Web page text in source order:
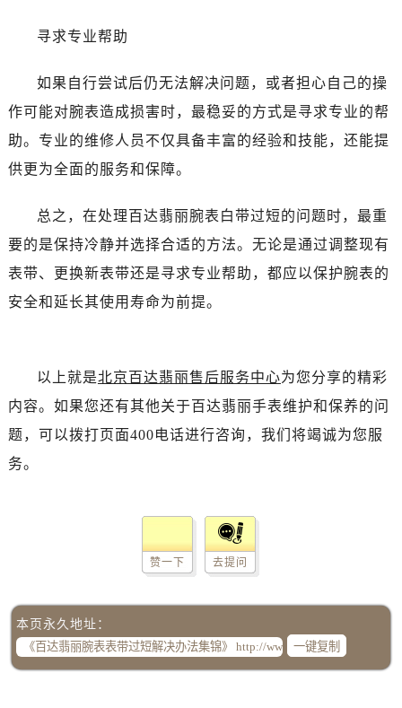
寻求专业帮助
如果自行尝试后仍无法解决问题，或者担心自己的操
作可能对腕表造成损害时，最稳妥的方式是寻求专业的帮
助。专业的维修人员不仅具备丰富的经验和技能，还能提
供更为全面的服务和保障。
总之，在处理百达翡丽腕表白带过短的问题时，最重
要的是保持冷静并选择合适的方法。无论是通过调整现有
表带、更换新表带还是寻求专业帮助，都应以保护腕表的
安全和延长其使用寿命为前提。
以上就是北京百达翡丽售后服务中心为您分享的精彩
内容。如果您还有其他关于百达翡丽手表维护和保养的问
题，可以拨打页面400电话进行咨询，我们将竭诚为您服
务。
赞一下 去提问
本页永久地址：
一键复制